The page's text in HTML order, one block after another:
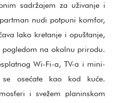
sadržajem za uživanje i
nudi potpuni komfor,
lako kretanje i opuštanje,
na okolnu prirodu.
Wi-Fi-a, TV-a i mini-
osećate kao kod kuće.
i svežem planinskom